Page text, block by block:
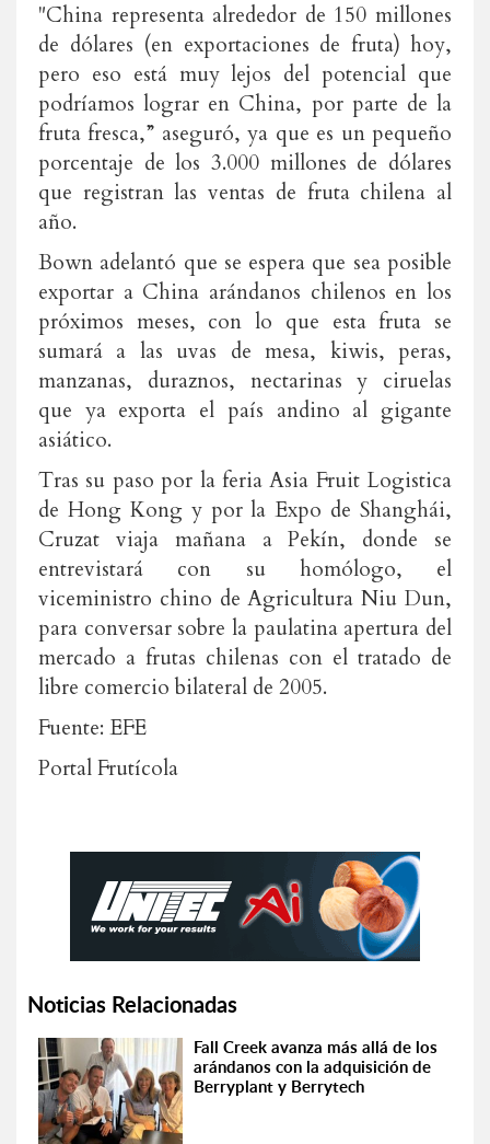
"China representa alrededor de 150 millones
de dólares (en exportaciones de fruta) hoy,
pero eso está muy lejos del potencial que
podríamos lograr en China, por parte de la
fruta fresca,” aseguró, ya que es un pequeño
porcentaje de los 3.000 millones de dólares
que registran las ventas de fruta chilena al
año.
Bown adelantó que se espera que sea posible
exportar a China arándanos chilenos en los
próximos meses, con lo que esta fruta se
sumará a las uvas de mesa, kiwis, peras,
manzanas, duraznos, nectarinas y ciruelas
que ya exporta el país andino al gigante
asiático.
Tras su paso por la feria Asia Fruit Logistica
de Hong Kong y por la Expo de Shanghái,
Cruzat viaja mañana a Pekín, donde se
entrevistará con su homólogo, el
viceministro chino de Agricultura Niu Dun,
para conversar sobre la paulatina apertura del
mercado a frutas chilenas con el tratado de
libre comercio bilateral de 2005.
Fuente: EFE
Portal Frutícola
Noticias Relacionadas
Fall Creek avanza más allá de los
arándanos con la adquisición de
Berryplant y Berrytech